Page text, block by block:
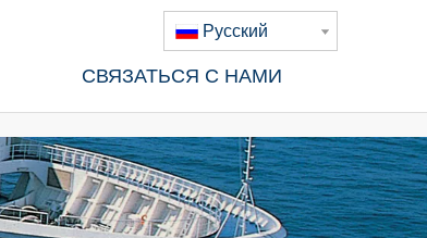
Pусский
СВЯЗАТЬСЯ С НАМИ